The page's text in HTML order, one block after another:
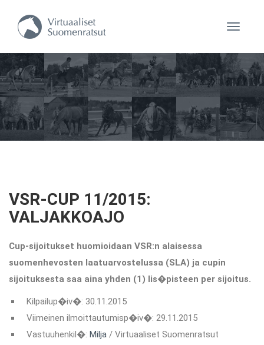
VSR-CUP 11/2015:
VALJAKKOAJO
Cup-sijoitukset huomioidaan VSR:n alaisessa
suomenhevosten laatuarvostelussa (SLA) ja cupin
sijoituksesta saa aina yhden (1) lis�pisteen per sijoitus.
Kilpailup�iv�: 30.11.2015
Viimeinen ilmoittautumisp�iv�: 29.11.2015
Vastuuhenkil�: Milja / Virtuaaliset Suomenratsut